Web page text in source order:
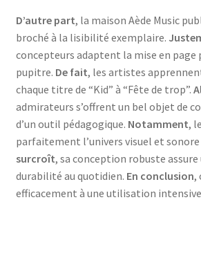
D’autre part, la maison Aède Music
broché à la lisibilité exemplaire.
concepteurs adaptent la mise en page
pupitre. De fait, les artistes
chaque titre de “Kid” à “Fête de trop”.
admirateurs s’offrent un bel objet de
d’un outil pédagogique. Notamment,
parfaitement l’univers visuel et sonore
surcroît, sa conception robuste
durabilité au quotidien. En conclusion,
efficacement à une utilisation